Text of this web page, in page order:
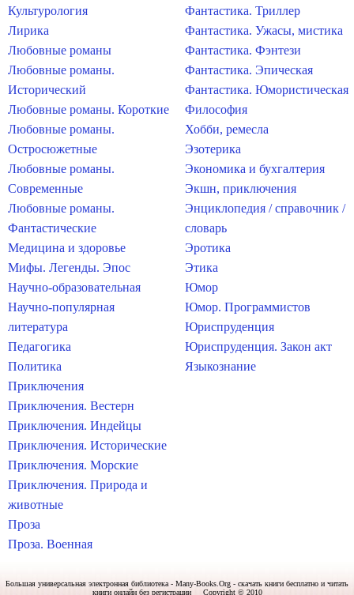
Культурология
Лирика
Любовные романы
Любовные романы.
Исторический
Любовные романы. Короткие
Любовные романы.
Остросюжетные
Любовные романы.
Современные
Любовные романы.
Фантастические
Медицина и здоровье
Мифы. Легенды. Эпос
Научно-образовательная
Научно-популярная
литература
Педагогика
Политика
Приключения
Приключения. Вестерн
Приключения. Индейцы
Приключения. Исторические
Приключения. Морские
Приключения. Природа и
животные
Проза
Проза. Военная
Фантастика. Триллер
Фантастика. Ужасы, мистика
Фантастика. Фэнтези
Фантастика. Эпическая
Фантастика. Юмористическая
Философия
Хобби, ремесла
Эзотерика
Экономика и бухгалтерия
Экшн, приключения
Энциклопедия / справочник /
словарь
Эротика
Этика
Юмор
Юмор. Программистов
Юриспруденция
Юриспруденция. Закон акт
Языкознание
Большая универсальная электронная библиотека - Many-Books.Org - скачать книги бесплатно и читать
книги онлайн без регистрации Copyright © 2010